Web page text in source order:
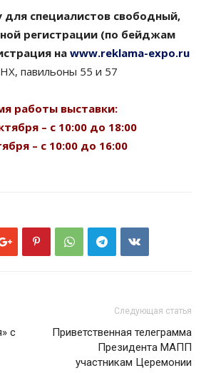
для специалистов свободный,
регистрации (по бейджам
наwww.reklama-expo.ru
павильоны 55 и 57
работы выставки:
– с 10:00 до 18:00
– с 10:00 до 16:00
с
Следующая статья
Приветственная телеграмма
Президента МАПП
участникам Церемонии